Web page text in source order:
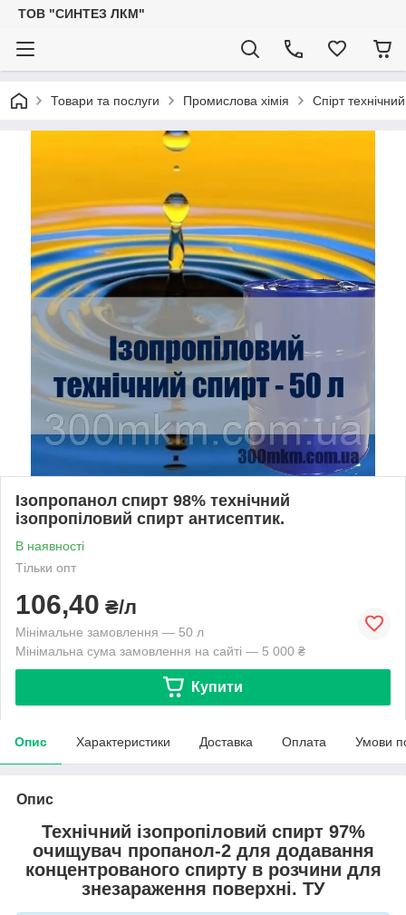
ТОВ "СИНТЕЗ ЛКМ"
Товари та послуги Промислова хімія Спірт
Ізопропанол спирт 98% технічний
ізопропіловий спирт антисептик.
В наявності
Тільки опт
106,40 ₴/л
Мінімальне замовлення — 50 л
Мінімальна сума замовлення на сайті — 5 000 ₴
Купити
Опис Характеристики Доставка Оплата Умови
Опис
Технічний ізопропіловий спирт 97%
очищувач пропанол-2 для додавання
концентрованого спирту в розчини для
знезараження поверхні. ТУ